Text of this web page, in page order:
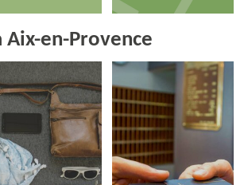
Aix-en-Provence